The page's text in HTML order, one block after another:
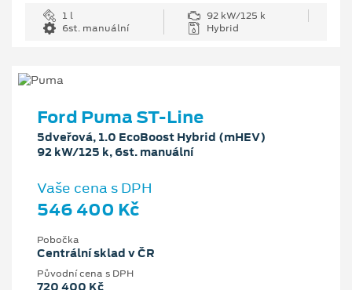
1 l
92 kW/125 k
6st. manuální
Hybrid
Ford Puma ST-Line
5dveřová, 1.0 EcoBoost Hybrid (mHEV)
92 kW/125 k, 6st. manuální
Vaše cena s DPH
546 400 Kč
Pobočka
Centrální sklad v ČR
Původní cena s DPH